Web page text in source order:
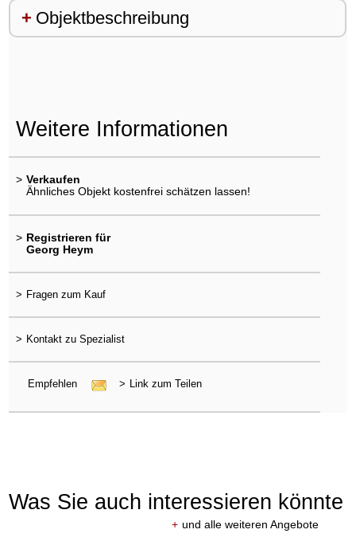
Objektbeschreibung
Weitere Informationen
> Verkaufen
Ähnliches Objekt kostenfrei schätzen lassen!
> Registrieren für
Georg Heym
> Fragen zum Kauf
> Kontakt zu Spezialist
Empfehlen > Link zum Teilen
Was Sie auch interessieren könnte
+ und alle weiteren Angebote